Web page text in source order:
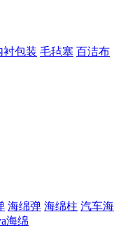
衬包装 毛毡塞 百洁布
海绵弹 海绵柱 汽车海
海绵